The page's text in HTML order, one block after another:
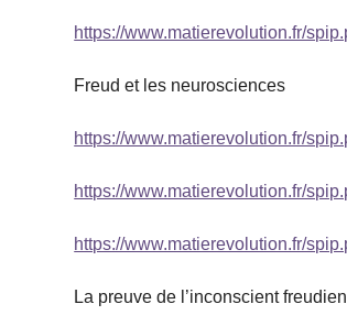
https://www.matierevolution.fr/
Freud et les neurosciences
https://www.matierevolution.fr/
https://www.matierevolution.fr/
https://www.matierevolution.fr/
La preuve de l’inconscient